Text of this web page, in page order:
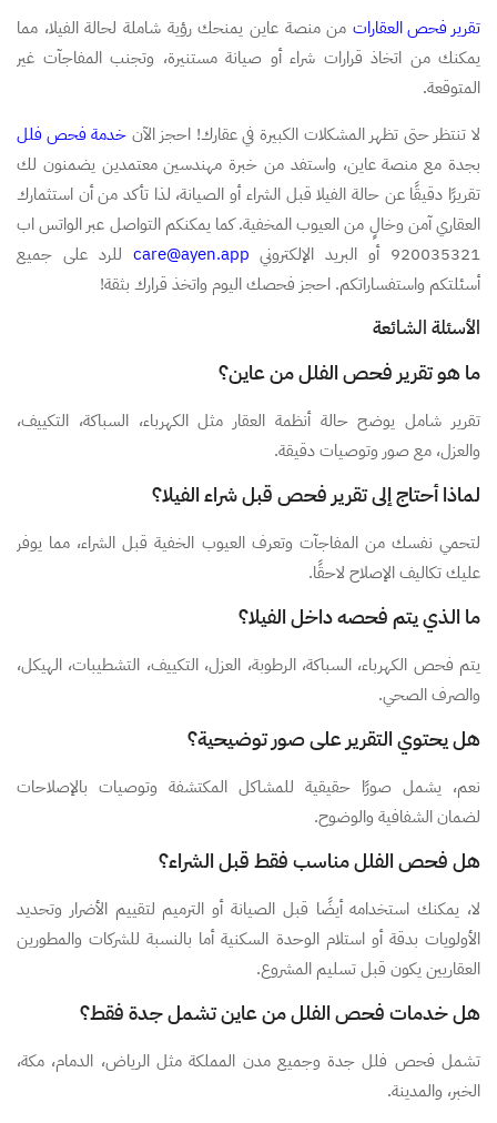
تقرير فحص العقارات من منصة عاين يمنحك رؤية شاملة لحالة الفيلا، مما
يمكنك من اتخاذ قرارات شراء أو صيانة مستنيرة، وتجنب المفاجآت غير
المتوقعة.
لا تنتظر حتى تظهر المشكلات الكبيرة في عقارك! احجز الآن خدمة فحص فلل
بجدة مع منصة عاين، واستفد من خبرة مهندسين معتمدين يضمنون لك
تقريرًا دقيقًا عن حالة الفيلا قبل الشراء أو الصيانة، لذا تأكد من أن استثمارك
العقاري آمن وخالٍ من العيوب المخفية. كما يمكنكم التواصل عبر الواتس اب
920035321 أو البريد الإلكتروني
care@ayen.app للرد على جميع
أسئلتكم واستفساراتكم. احجز فحصك اليوم واتخذ قرارك بثقة!
الأسئلة الشائعة
ما هو تقرير فحص الفلل من عاين؟
تقرير شامل يوضح حالة أنظمة العقار مثل الكهرباء، السباكة، التكييف،
والعزل، مع صور وتوصيات دقيقة.
لماذا أحتاج إلى تقرير فحص قبل شراء الفيلا؟
لتحمي نفسك من المفاجآت وتعرف العيوب الخفية قبل الشراء، مما يوفر
عليك تكاليف الإصلاح لاحقًا.
ما الذي يتم فحصه داخل الفيلا؟
يتم فحص الكهرباء، السباكة، الرطوبة، العزل، التكييف، التشطيبات، الهيكل،
والصرف الصحي.
هل يحتوي التقرير على صور توضيحية؟
نعم، يشمل صورًا حقيقية للمشاكل المكتشفة وتوصيات بالإصلاحات
لضمان الشفافية والوضوح.
هل فحص الفلل مناسب فقط قبل الشراء؟
لا، يمكنك استخدامه أيضًا قبل الصيانة أو الترميم لتقييم الأضرار وتحديد
الأولويات بدقة أو استلام الوحدة السكنية أما بالنسبة للشركات والمطورين
العقاريين يكون قبل تسليم المشروع.
هل خدمات فحص الفلل من عاين تشمل جدة فقط؟
تشمل فحص فلل جدة وجميع مدن المملكة مثل الرياض، الدمام، مكة،
الخبر، والمدينة.